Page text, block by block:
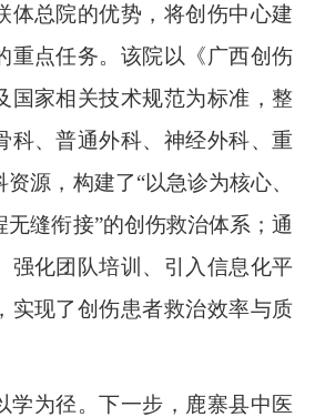
体总院的优势，将创伤中心建
重点任务。该院以《广西创伤
国家相关技术规范为标准，整
科、普通外科、神经外科、重
源，构建了“以急诊为核心、
无缝衔接”的创伤救治体系；通
强化团队培训、引入信息化平
实现了创伤患者救治效率与质
学为径。下一步，鹿寨县中医